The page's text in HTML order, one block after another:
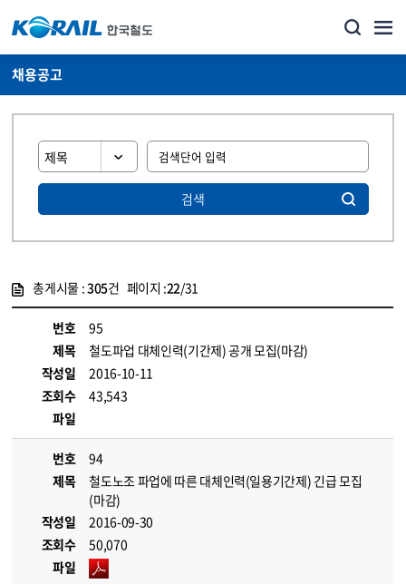
채용공고
검색
총게시물 :305건 페이지 :22/31
번호
95
제목
철도파업 대체인력(기간제) 공개 모집(마감)
작성일
2016-10-11
조회수
43,543
파일
번호
94
제목
철도노조 파업에 따른 대체인력(일용기간제) 긴급 모집
(마감)
작성일
2016-09-30
조회수
50,070
파일